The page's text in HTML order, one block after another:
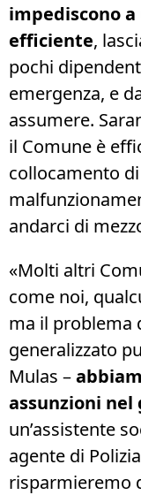
impediscono a
efficiente,
pochi
emergenza, e
assumere.
il Comune è
collocamento
andarci di
«Molti altri
come noi,
ma il problema
generalizzato
Mulas –
assunzioni nel
un’assistente
agente di
risparmieremo